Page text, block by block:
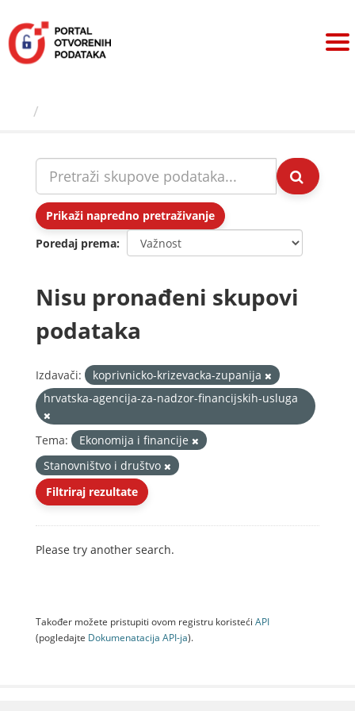
sadržaj
Prikaži napredno pretraživanje
Poredaj prema
Nisu pronađeni skupovi
podataka
Izdavači:
koprivnicko-krizevacka-zupanija
hrvatska-agencija-za-nadzor-financijskih-usluga
Tema:
Ekonomija i financije
Stanovništvo i društvo
Filtriraj rezultate
Please try another search.
Također možete pristupiti ovom registru koristeći API
(pogledajte Dokumenаtаcijа API-jа).